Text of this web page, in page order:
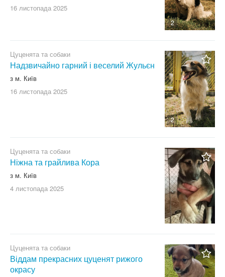
2
16 листопада 2025
2
Цуценята та собаки
Надзвичайно гарний і веселий Жульєн
з м. Київ
16 листопада 2025
Цуценята та собаки
Ніжна та грайлива Кора
з м. Київ
4 листопада 2025
Цуценята та собаки
Віддам прекрасних цуценят рижого
окрасу